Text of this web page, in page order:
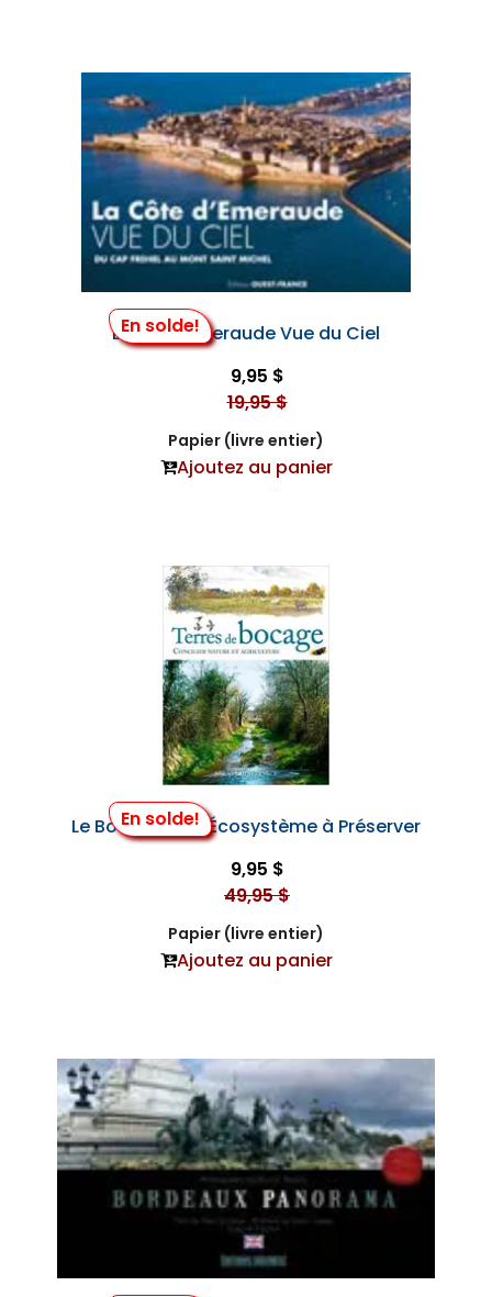
En solde!
La Côte Émeraude Vue du Ciel
9,95 $
19,95 $
Papier (livre entier)
Ajoutez au panier
En solde!
Le Bocage - un Écosystème à Préserver
9,95 $
49,95 $
Papier (livre entier)
Ajoutez au panier